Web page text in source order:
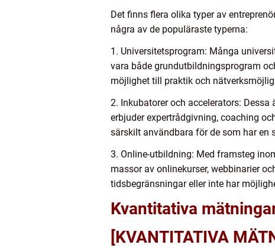
Det finns flera olika typer av
några av de populäraste typerna:
1. Universitetsprogram: Många
vara både grundutbildningsprogram
möjlighet till praktik och
2. Inkubatorer och accelerators:
erbjuder expertrådgivning, coaching
särskilt användbara för de som har en
3. Online-utbildning: Med framsteg
massor av onlinekurser, webbinarier
tidsbegränsningar eller inte har
Kvantitativa
[KVANTITATIVA